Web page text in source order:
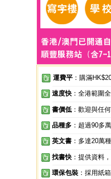
運費平 ：購滿
速度快 ：全港範圍
書價低 ：歡迎與任
品種多 ：超過90多
英文書 ：多達20萬
找書快 ：提供資料
環保包裝 ：採用紙